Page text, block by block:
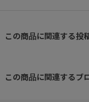
ポケットには、抗ウイル
メインファスナーには不
この商品に関連する投
この商品に関連するブ